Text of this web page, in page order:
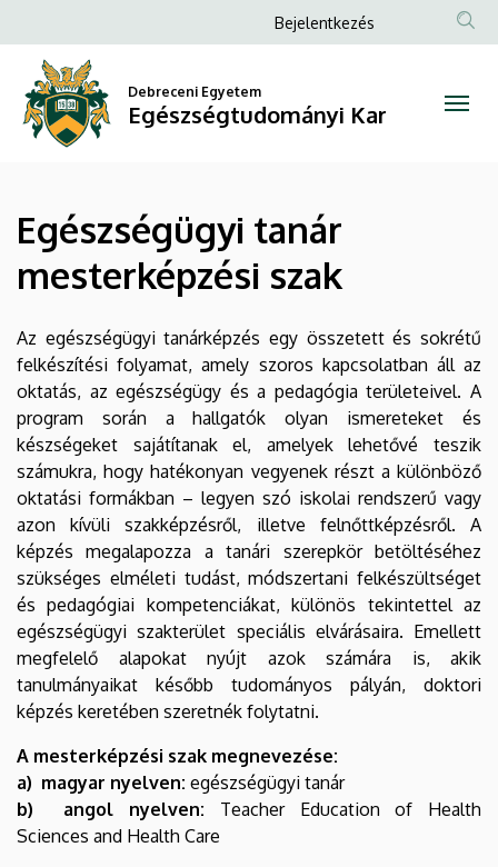
tanár
mesterképzési
szak
Egészségtudományi
Kar
a
tartalomra
Anonim
menüje
Bejelentkezés
Debreceni Egyetem
Egészségtudományi Kar
Egészségügyi tanár
mesterképzési szak
Az egészségügyi tanárképzés egy összetett és sokrétű
felkészítési folyamat, amely szoros kapcsolatban áll az
oktatás, az egészségügy és a pedagógia területeivel. A
program során a hallgatók olyan ismereteket és
készségeket sajátítanak el, amelyek lehetővé teszik
számukra, hogy hatékonyan vegyenek részt a különböző
oktatási formákban – legyen szó iskolai rendszerű vagy
azon kívüli szakképzésről, illetve felnőttképzésről. A
képzés megalapozza a tanári szerepkör betöltéséhez
szükséges elméleti tudást, módszertani felkészültséget
és pedagógiai kompetenciákat, különös tekintettel az
egészségügyi szakterület speciális elvárásaira. Emellett
megfelelő alapokat nyújt azok számára is, akik
tanulmányaikat később tudományos pályán, doktori
képzés keretében szeretnék folytatni.
A mesterképzési szak megnevezése:
a) magyar nyelven: egészségügyi tanár
b) angol nyelven: Teacher Education of Health
Sciences and Health Care